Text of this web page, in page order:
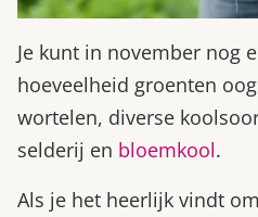
Je kunt in november nog
hoeveelheid groenten
wortelen, diverse
selderij en bloemkool.
Als je het heerlijk vindt